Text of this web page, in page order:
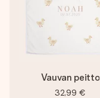
Vauvan peitto
32,99 €